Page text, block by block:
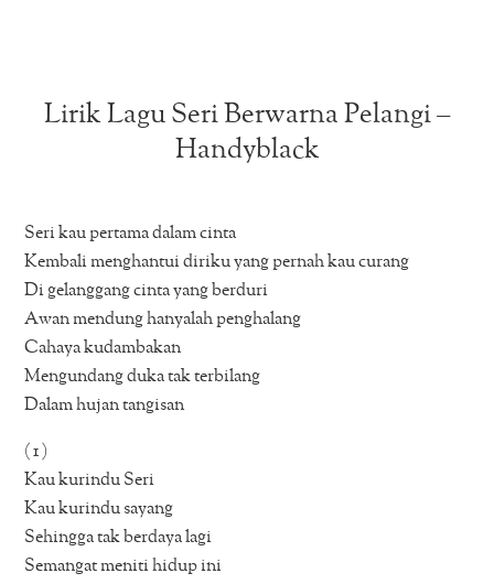
Lirik Lagu Seri Berwarna Pelangi –
Handyblack
Seri kau pertama dalam cinta
Kembali menghantui diriku yang pernah kau curang
Di gelanggang cinta yang berduri
Awan mendung hanyalah penghalang
Cahaya kudambakan
Mengundang duka tak terbilang
Dalam hujan tangisan
( 1 )
Kau kurindu Seri
Kau kurindu sayang
Sehingga tak berdaya lagi
Semangat meniti hidup ini